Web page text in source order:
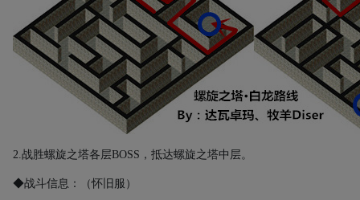
2.战胜螺旋之塔各层BOSS ，抵达螺旋之塔中层。
◆战斗信息：（怀旧服）